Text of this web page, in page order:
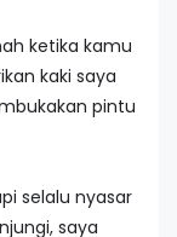
ketika kamu
kaki saya
pintu
selalu nyasar
saya